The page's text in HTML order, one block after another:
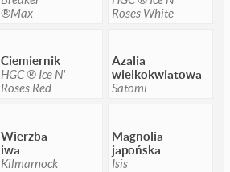
®Max
Roses White
Ciemiernik
HGC ® Ice N'
Roses Red
Azalia
wielkokwiatowa
Satomi
Wierzba
iwa
Kilmarnock
Magnolia
japońska
Isis